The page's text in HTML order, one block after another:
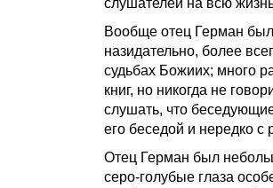
слушателей на всю
Вообще отец Герман
назидательно, более
судьбах Божиих; много
книг, но никогда не
слушать, что
его беседой и нередко с
Отец Герман был
серо-голубые глаза